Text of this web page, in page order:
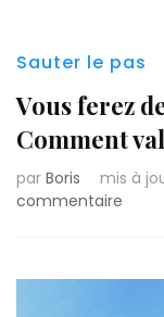
Sauter le pas
Vous ferez
Comment
par Boris mis à
commentaire